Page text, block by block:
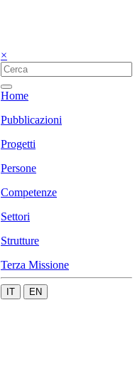
×
Home
Pubblicazioni
Progetti
Persone
Competenze
Settori
Strutture
Terza Missione
IT EN